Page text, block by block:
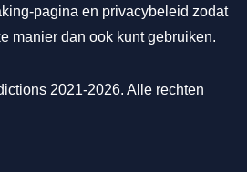
pagina en privacybeleid zodat
manier dan ook kunt gebruiken.
2021-2026. Alle rechten